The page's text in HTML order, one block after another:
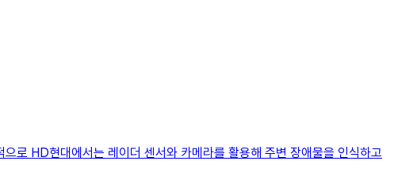
로 HD현대에서는 레이더 센서와 카메라를 활용해 주변 장애물을 인식하고